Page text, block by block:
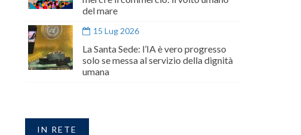
del mare
15 Lug 2026
La Santa Sede: l’IA è vero progresso
solo se messa al servizio della dignità
umana
IN RETE